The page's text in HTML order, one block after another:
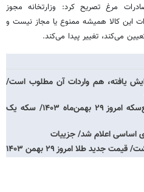
مرغ تصریح کرد: وزارتخانه مجوز
این کالا همیشه ممنوع یا مجاز نیست و
می‌کند، تغییر پیدا می‌کند.
یافته، هم واردات آن مطلوب است/
قیمت سکه، نیم‌سکه، ربع‌سکه امروز ۲۹ بهمن‌ماه ۱۴۰۳/ سکه یک
اساسی اعلام شد/ جزییات
جدید طلا امروز ۲۹ بهمن ۱۴۰۳